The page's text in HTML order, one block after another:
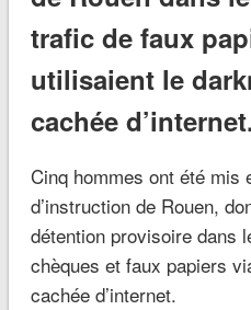
trafic de faux
utilisaient le
cachée
Cinq hommes ont été mis
d’instruction de Rouen,
détention provisoire dans
chèques et faux papiers
cachée d’internet.